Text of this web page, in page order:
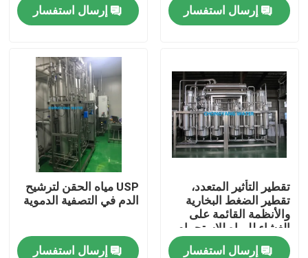
منتجات
معلومات عنا
جولة في المعمل
رقابة جودة
اتصل بنا
إرسال استفسار إرسال استفسار
تقطير التأثير المتعدد،
تقطير الضغط البخارية
والأنظمة القائمة على
الغشاء للمياه للاستحمام
إرسال استفسار
USP مياه الحقن لترشيح
الدم في التصفية الدموية
إرسال استفسار